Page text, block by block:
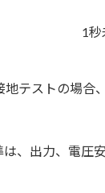
1秒
テストの場合
、出力、電圧